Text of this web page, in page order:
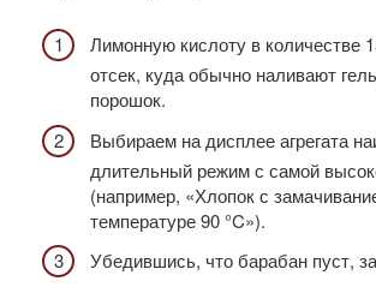
Лимонную кислоту в количестве
отсек, куда обычно наливают
порошок.
Выбираем на дисплее агрегата
длительный режим с самой
(например, «Хлопок с
температуре 90 °C»).
Убедившись, что барабан пуст,